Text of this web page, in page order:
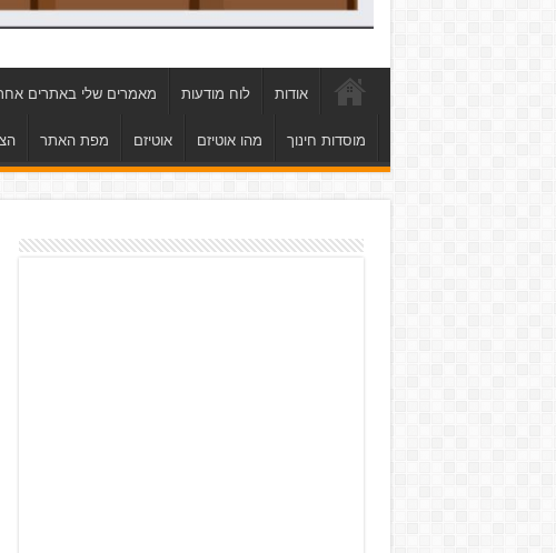
אודות לוח מודעות מאמרים שלי באתרים
מוסדות חינוך מהו אוטיזם אוטיזם מפת האתר